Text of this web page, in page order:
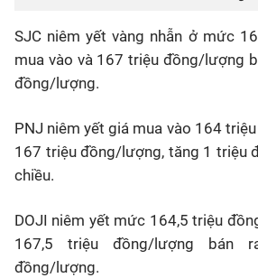
SJC niêm yết vàng nhẫn ở mức
mua vào và 167 triệu đồng/lượng
đồng/lượng.
PNJ niêm yết giá mua vào 164
167 triệu đồng/lượng, tăng 1 triệu
chiều.
DOJI niêm yết mức 164,5 triệu
167,5 triệu đồng/lượng bán
đồng/lượng.